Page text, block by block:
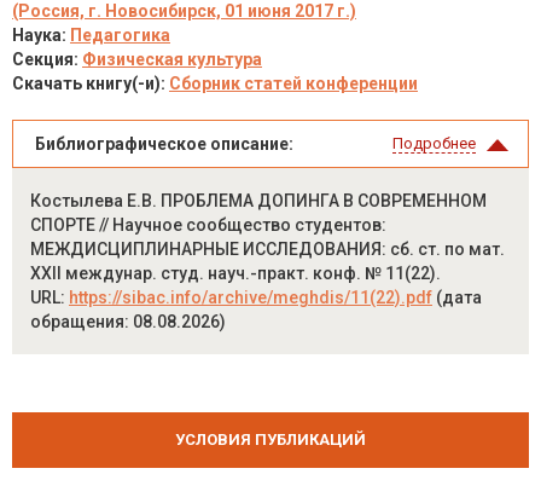
(Россия, г. Новосибирск, 01 июня 2017 г.)
Наука: Педагогика
Секция: Физическая культура
Скачать книгу(-и): Сборник статей конференции
Библиографическое описание: Подробнее
Костылева Е.В. ПРОБЛЕМА ДОПИНГА В СОВРЕМЕННОМ
СПОРТЕ // Научное сообщество студентов:
МЕЖДИСЦИПЛИНАРНЫЕ ИССЛЕДОВАНИЯ: сб. ст. по мат.
XXII междунар. студ. науч.-практ. конф. № 11(22).
URL: https://sibac.info/archive/meghdis/11(22).pdf (дата
обращения: 08.08.2026)
УСЛОВИЯ ПУБЛИКАЦИЙ